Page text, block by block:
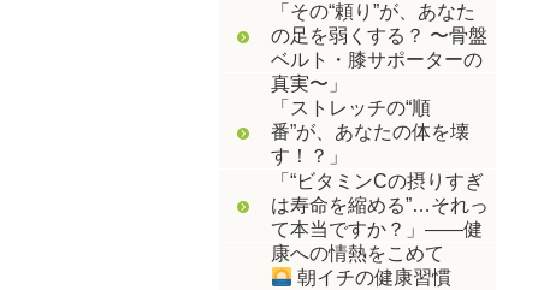
「その“頼り”が、あなた
の足を弱くする？ 〜骨盤
ベルト・膝サポーターの
真実〜」
「ストレッチの“順
番”が、あなたの体を壊
す！？」
「“ビタミンCの摂りすぎ
は寿命を縮める”…それっ
て本当ですか？」――健
康への情熱をこめて
朝イチの健康習慣